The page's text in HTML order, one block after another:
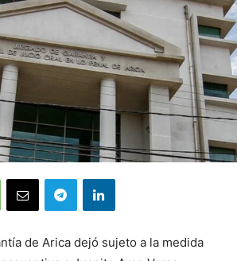
de Arica dejó sujeto a la medida